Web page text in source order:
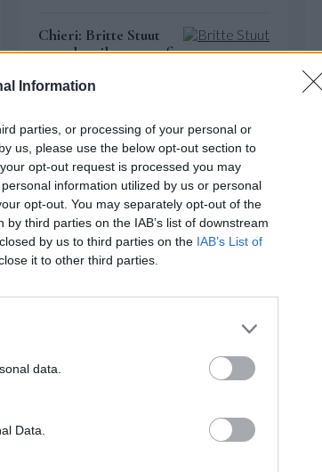
Information
parties, or processing of your personal or
us, please use the below opt-out section to
opt-out request is processed you may
information utilized by us or personal
opt-out. You may separately opt-out of the
third parties on the IAB’s list of downstream
by us to third parties on the IAB’s List of
it to other third parties.
data.
Data.
Chieri: Britte Stuut
completa il reparto fino a
Europei: Scampoli e Bianchi
costrette al forfait
Agenda: Le gare della giornata
PALLAVOTO
Pallavoto: Colaci e Giannelli,
agli altri le briciole! Wild
Card... Wild Wild West;
Trento: voto Nuvola di